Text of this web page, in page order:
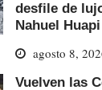
desfile de
Nahuel Huapi
agosto 8,
Vuelven las